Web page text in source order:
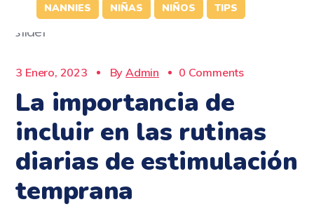
NANNIES
NIÑAS NIÑOS TIPS
3 Enero, 2023 ByAdmin 0 Comments
La importancia de
incluir en las rutinas
diarias de estimulación
temprana